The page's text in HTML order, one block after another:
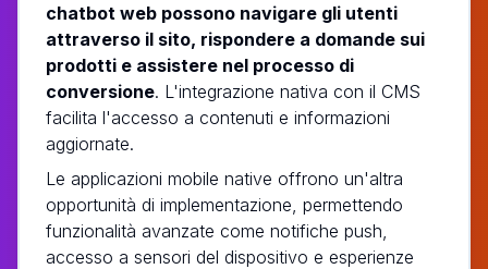
chatbot web possono navigare gli utenti
attraverso il sito, rispondere a domande sui
prodotti e assistere nel processo di
conversione. L'integrazione nativa con il CMS
facilita l'accesso a contenuti e informazioni
aggiornate.
Le applicazioni mobile native offrono un'altra
opportunità di implementazione, permettendo
funzionalità avanzate come notifiche push,
accesso a sensori del dispositivo e esperienze